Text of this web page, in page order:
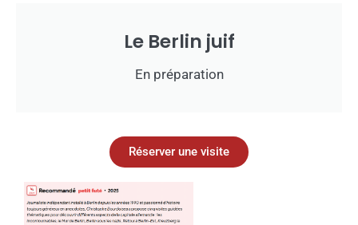
Le Berlin juif
En préparation
Réserver une visite